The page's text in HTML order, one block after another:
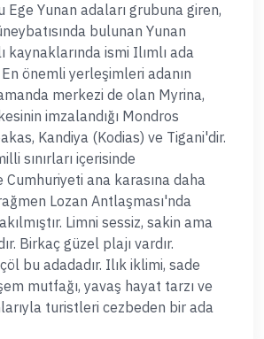
Ege Yunan adaları grubuna giren,
bulunan Yunan
kaynaklarında ismi Ilımlı ada
önemli yerleşimleri adanın
merkezi de olan Myrina,
imzalandığı Mondros
Kandiya (Kodias) ve Tigani'dir.
sınırları içerisinde
Cumhuriyeti ana karasına daha
Lozan Antlaşması'nda
Limni sessiz, sakin ama
Birkaç güzel plajı vardır.
bu adadadır. Ilık iklimi, sade
mutfağı, yavaş hayat tarzı ve
turistleri cezbeden bir ada